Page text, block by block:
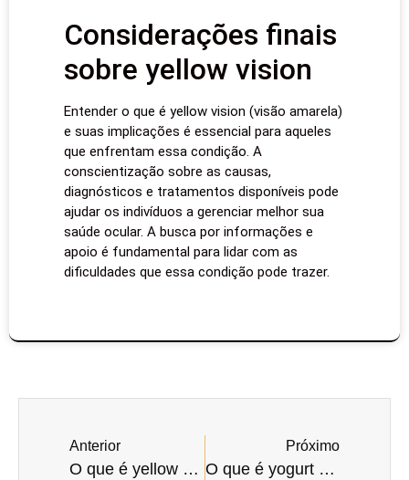
Considerações finais
sobre yellow vision
Entender o que é yellow vision (visão amarela)
e suas implicações é essencial para aqueles
que enfrentam essa condição. A
conscientização sobre as causas,
diagnósticos e tratamentos disponíveis pode
ajudar os indivíduos a gerenciar melhor sua
saúde ocular. A busca por informações e
apoio é fundamental para lidar com as
dificuldades que essa condição pode trazer.
Anterior
O que é yellow nail syndrome (síndrome das unhas amarelas)?
Próximo
O que é yogurt (iogurte)?